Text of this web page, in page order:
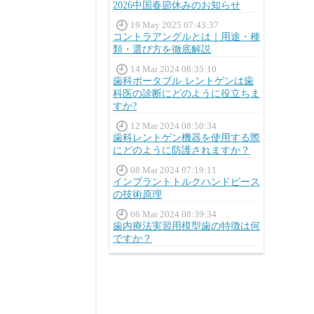
2026中国春節休みのお知らせ
19 May 2025 07:43:37
コントラアングルとは｜用途・種
類・選び方を徹底解説
14 Mar 2024 08:35:10
歯科ポータブル レントゲンは歯
科医の診断にどのように役立ちま
すか?
12 Mar 2024 08:50:34
歯科レントゲン機器を使用する際
にどのように防護されますか？
08 Mar 2024 07:19:11
インプラントトルクハンドピース
の技術原理
06 Mar 2024 08:39:34
歯内療法実習用模型歯の特徴は何
ですか？